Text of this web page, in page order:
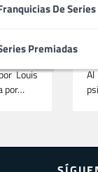
De Series
Premiadas
con
Louis
por…
Al